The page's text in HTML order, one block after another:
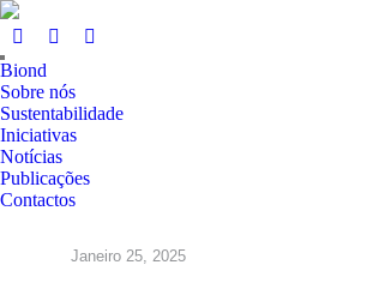
Biond
Sobre nós
Sustentabilidade
Iniciativas
Notícias
Publicações
Contactos
Janeiro 25, 2025